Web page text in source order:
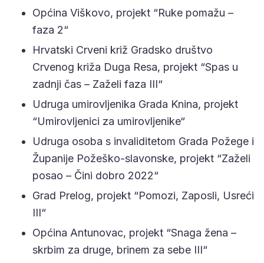
Općina Viškovo, projekt “Ruke pomažu –
faza 2“
Hrvatski Crveni križ Gradsko društvo
Crvenog križa Duga Resa, projekt “Spas u
zadnji čas – Zaželi faza III“
Udruga umirovljenika Grada Knina, projekt
“Umirovljenici za umirovljenike“
Udruga osoba s invaliditetom Grada Požege i
Županije Požeško-slavonske, projekt “Zaželi
posao – Čini dobro 2022“
Grad Prelog, projekt “Pomozi, Zaposli, Usreći
III“
Općina Antunovac, projekt “Snaga žena –
skrbim za druge, brinem za sebe III“